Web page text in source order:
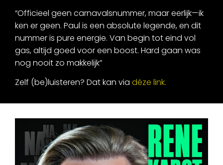
“Officieel geen carnavalsnummer, maar eerlijk—ik
ken er geen. Paul is een absolute legende, en dit
nummer is pure energie. Van begin tot eind vol
gas, altijd goed voor een boost. Hard gaan was
nog nooit zo makkelijk”
Zelf (be)luisteren? Dat kan via déze link.